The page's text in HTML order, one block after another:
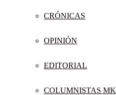
CRÓNICAS
OPINIÓN
EDITORIAL
COLUMNISTAS MK